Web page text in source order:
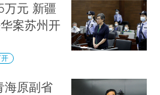
万元 新疆
案苏州开
海原副省